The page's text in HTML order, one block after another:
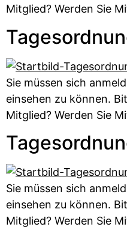
Mitglied? Werden Sie
Sie müssen sich
einsehen zu können.
Mitglied? Werden Sie
Sie müssen sich
einsehen zu können.
Mitglied? Werden Sie